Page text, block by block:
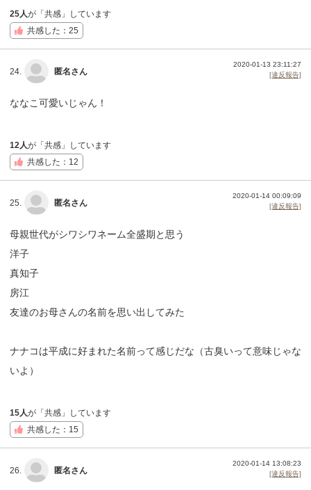
25人が「共感」しています
共感した：25
24. 匿名さん
2020-01-13 23:11:27
[違反報告]
ななこ可愛いじゃん！
12人が「共感」しています
共感した：12
25. 匿名さん
2020-01-14 00:09:09
[違反報告]
母親世代がシワシワネーム全盛期と思う
洋子
真知子
房江
友達のお母さんの名前を思い出してみた
ナナコは平成に好まれた名前って感じだな（古臭いって意味じゃな
いよ）
15人が「共感」しています
共感した：15
26. 匿名さん
2020-01-14 13:08:23
[違反報告]